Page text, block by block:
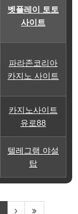
벳플레이 토토
사이트
파라존코리아
카지노 사이트
카지노사이트
유로88
텔레그램 야설
탑